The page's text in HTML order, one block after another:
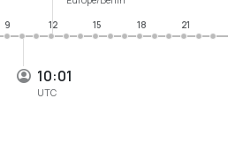
10:01
UTC
9 12 15 18 21